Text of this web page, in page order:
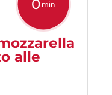
0 min
alle